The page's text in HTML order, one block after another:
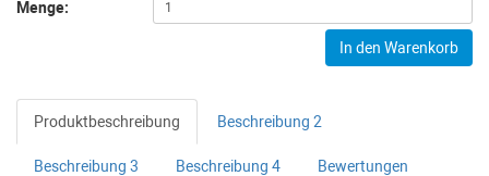
Menge:
In den Warenkorb
Produktbeschreibung Beschreibung 2
Beschreibung 3 Beschreibung 4 Bewertungen